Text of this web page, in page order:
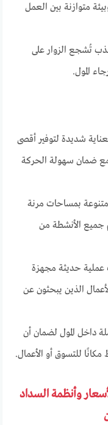
متوازنة بين العمل
تُشجع الزوار على
المول.
شديدة لتوفير أقصى
مع ضمان سهولة الحركة
متنوعة بمساحات مرنة
بما يلائم جميع الأنشطة من
عملية حديثة مجهزة
الذين يبحثون عن
داخل المول لضمان أن
للتسوق أو الأعمال.
وأنظمة السداد